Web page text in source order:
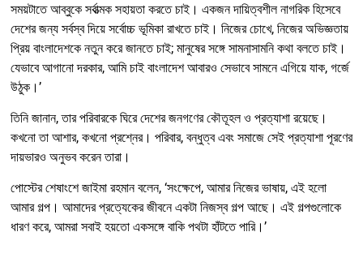
সময়টাতে আব্বুকে সর্বাত্মক সহায়তা করতে চাই। একজন দায়িত্বশীল নাগরিক হিসেবে
দেশের জন্য সর্বস্ব দিয়ে সর্বোচ্চ ভূমিকা রাখতে চাই। নিজের চোখে, নিজের অভিজ্ঞতায়
প্রিয় বাংলাদেশকে নতুন করে জানতে চাই; মানুষের সঙ্গে সামনাসামনি কথা বলতে চাই।
যেভাবে আগানো দরকার, আমি চাই বাংলাদেশ আবারও সেভাবে সামনে এগিয়ে যাক, গর্জে
উঠুক।’
তিনি জানান, তার পরিবারকে ঘিরে দেশের জনগণের কৌতূহল ও প্রত্যাশা রয়েছে।
কখনো তা আশার, কখনো প্রশ্নের। পরিবার, বন্ধুত্ব এবং সমাজে সেই প্রত্যাশা পূরণের
দায়ভারও অনুভব করেন তারা।
পোস্টের শেষাংশে জাইমা রহমান বলেন, ‘সংক্ষেপে, আমার নিজের ভাষায়, এই হলো
আমার গল্প। আমাদের প্রত্যেকের জীবনে একটা নিজস্ব গল্প আছে। এই গল্পগুলোকে
ধারণ করে, আমরা সবাই হয়তো একসঙ্গে বাকি পথটা হাঁটতে পারি।’